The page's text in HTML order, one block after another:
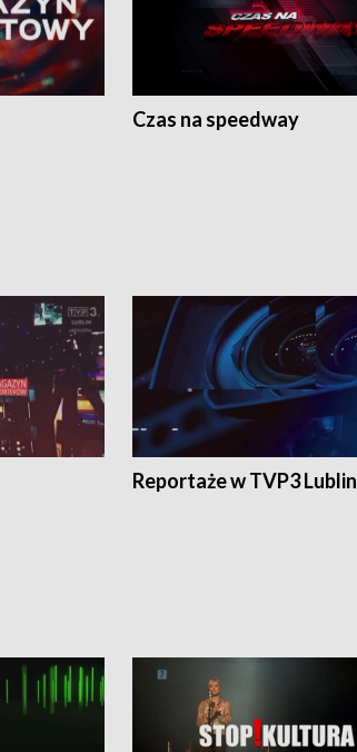
Czas na speedway
Reportaże w TVP3 Lublin